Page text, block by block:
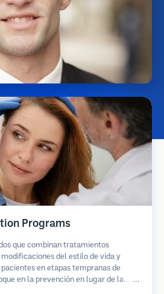
Programs
que combinan tratamientos
del estilo de vida y
en etapas tempranas de
en la prevención en lugar de la